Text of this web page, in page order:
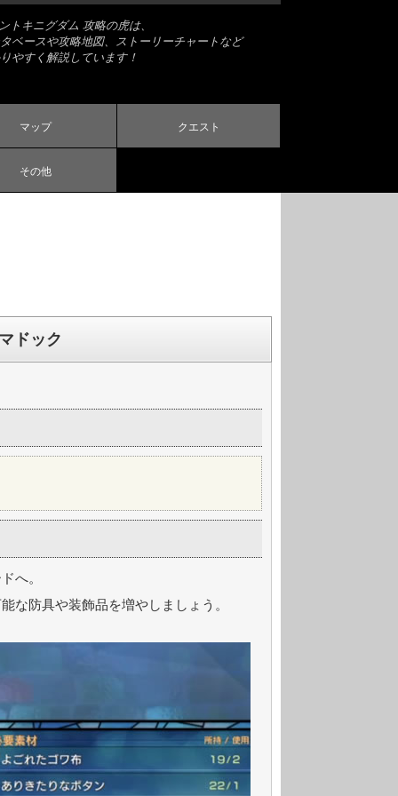
トキニグダム 攻略の虎は、
ベースや攻略地図、ストーリーチャートなど
やすく解説しています！
マップ クエスト
その他
ドック
へ。
な防具や装飾品を増やしましょう。